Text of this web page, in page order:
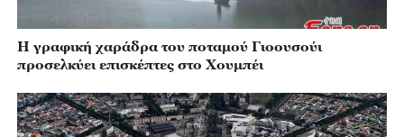
Η γραφική χαράδρα του ποταμού Γιοουσούι
προσελκύει επισκέπτες στο Χουμπέι